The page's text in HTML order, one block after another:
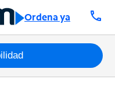
Ordena ya call